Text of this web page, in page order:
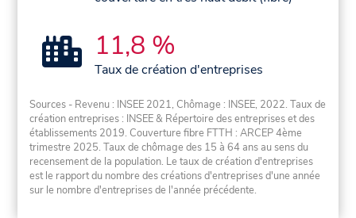
11,8 %
Taux de création d'entreprises
Sources - Revenu : INSEE 2021, Chômage : INSEE, 2022. Taux de
création entreprises : INSEE & Répertoire des entreprises et des
établissements 2019. Couverture fibre FTTH : ARCEP 4ème
trimestre 2025. Taux de chômage des 15 à 64 ans au sens du
recensement de la population. Le taux de création d'entreprises
est le rapport du nombre des créations d'entreprises d'une année
sur le nombre d'entreprises de l'année précédente.